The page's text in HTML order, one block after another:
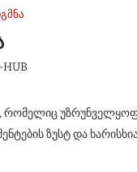
HUB
რომელიც
ზუსტ და